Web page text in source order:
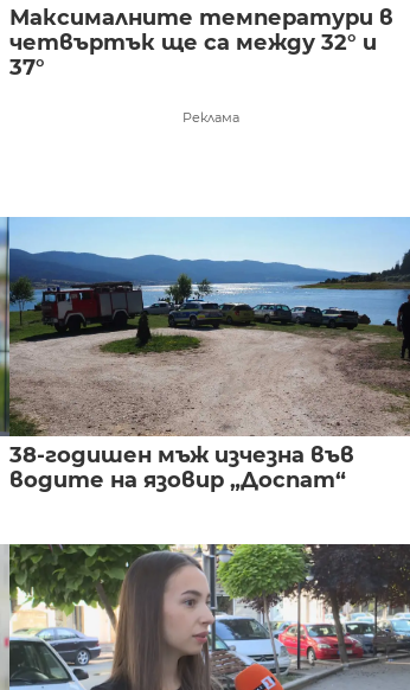
Максималните температури в
четвъртък ще са между 32° и
37°
Реклама
38-годишен мъж изчезна във
водите на язовир „Доспат“